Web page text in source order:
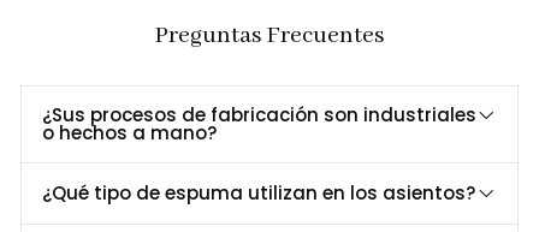
Combina perfectamente con lossofás y seccionales
Ideal para mantener el orden en salas o dormitorios.
Aporta calidez y estilo a cualquier ambiente.
Dimensiones y Especificaciones Técnicas
Preguntas Frecuentes
¿Sus procesos de fabricación son industriales
o hechos a mano?
¿Qué tipo de espuma utilizan en los asientos?